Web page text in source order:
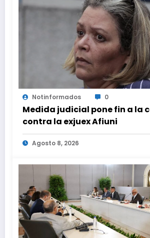
Notinformados 0
Medida judicial pone fin a la
contra la exjuex Afiuni
Agosto 8, 2026